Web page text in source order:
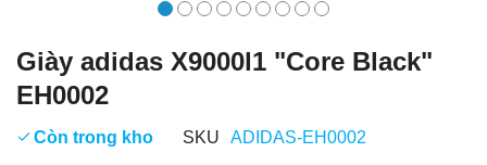
Giày adidas X9000l1 "Core Black"
EH0002
Còn trong kho SKU ADIDAS-EH0002